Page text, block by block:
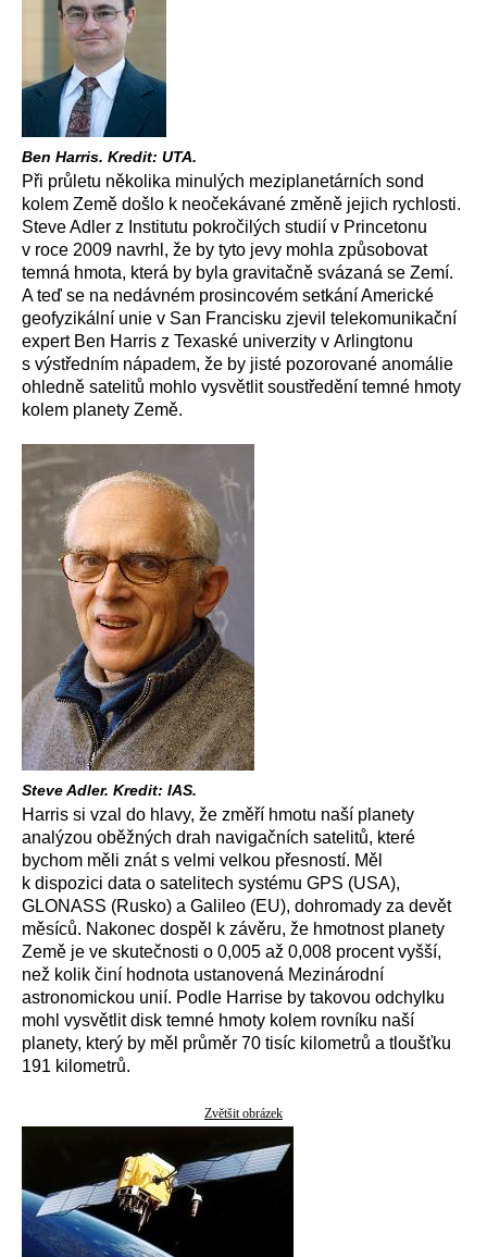
Ben Harris. Kredit: UTA.
Při průletu několika minulých meziplanetárních sond
kolem Země došlo k neočekávané změně jejich rychlosti.
Steve Adler z Institutu pokročilých studií v Princetonu
v roce 2009 navrhl, že by tyto jevy mohla způsobovat
temná hmota, která by byla gravitačně svázaná se Zemí.
A teď se na nedávném prosincovém setkání Americké
geofyzikální unie v San Francisku zjevil telekomunikační
expert Ben Harris z Texaské univerzity v Arlingtonu
s výstředním nápadem, že by jisté pozorované anomálie
ohledně satelitů mohlo vysvětlit soustředění temné hmoty
kolem planety Země.
Steve Adler. Kredit: IAS.
Harris si vzal do hlavy, že změří hmotu naší planety
analýzou oběžných drah navigačních satelitů, které
bychom měli znát s velmi velkou přesností. Měl
k dispozici data o satelitech systému GPS (USA),
GLONASS (Rusko) a Galileo (EU), dohromady za devět
měsíců. Nakonec dospěl k závěru, že hmotnost planety
Země je ve skutečnosti o 0,005 až 0,008 procent vyšší,
než kolik činí hodnota ustanovená Mezinárodní
astronomickou unií. Podle Harrise by takovou odchylku
mohl vysvětlit disk temné hmoty kolem rovníku naší
planety, který by měl průměr 70 tisíc kilometrů a tloušťku
191 kilometrů.
Zvětšit obrázek